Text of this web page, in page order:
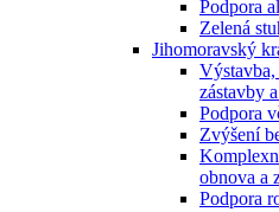
Podpora
Zelená
Jihomoravský
Výstavba,
zástavby
Podpora
Zvýšení
obnova a
Podpora